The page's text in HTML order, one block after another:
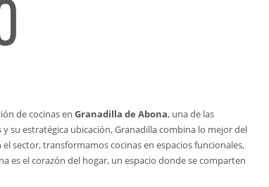
de cocinas en Granadilla de Abona, una de las
su estratégica ubicación, Granadilla combina lo mejor del
sector, transformamos cocinas en espacios funcionales,
es el corazón del hogar, un espacio donde se comparten